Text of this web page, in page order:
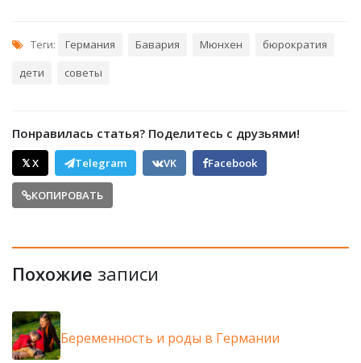
Теги: Германия Бавария Мюнхен
бюрократия
дети
советы
Понравилась статья? Поделитесь с друзьями!
𝕏 X Telegram VK Facebook
КОПИРОВАТЬ
Похожие записи
Беременность и роды в Германии